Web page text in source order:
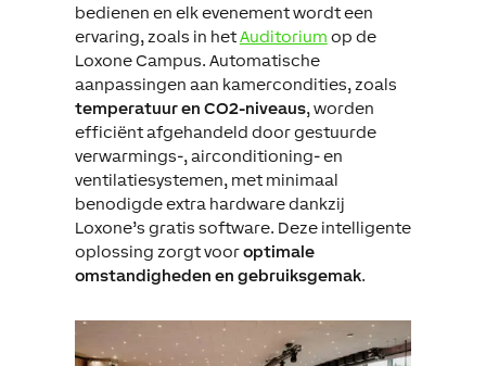
bedienen en elk evenement wordt een
ervaring, zoals in hetAuditorium op de
Loxone Campus. Automatische
aanpassingen aan kamercondities, zoals
temperatuur en CO2-niveaus, worden
efficiënt afgehandeld door gestuurde
verwarmings-, airconditioning- en
ventilatiesystemen, met minimaal
benodigde extra hardware dankzij
Loxone’s gratis software. Deze intelligente
oplossing zorgt vooroptimale
omstandigheden en gebruiksgemak.